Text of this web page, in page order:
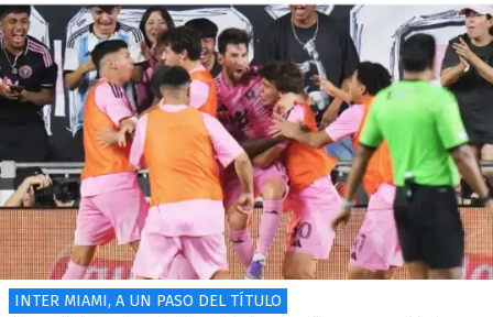
INTER MIAMI, A UN PASO DEL TÍTULO